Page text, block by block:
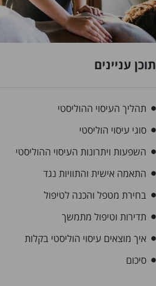
תוכן עניינים
תהליך העיסוי ההוליסטי
סוגי עיסוי הוליסטי
השפעות ויתרונות העיסוי ההוליסטי
התאמה אישית והתוויות נגד
בחירת מטפל והכנה לטיפול
תדירות וטיפול מתמשך
איך מוצאים עיסוי הוליסטי בקלות
סיכום